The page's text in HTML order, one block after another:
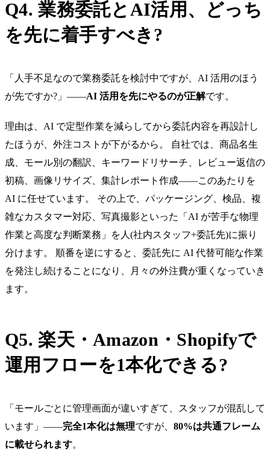
Q4. 業務委託とAI活用、どっち
を先に着手すべき?
「人手不足なので業務委託を検討中ですが、AI 活用のほう
が先ですか?」——AI 活用を先にやるのが正解です。
理由は、AI で定型作業を減らしてから委託内容を再設計し
たほうが、外注コストが下がるから。 自社では、商品名生
成、モール別の翻訳、キーワードリサーチ、レビュー返信の
初稿、画像リサイズ、集計レポート作成——このあたりを
AI に任せています。 その上で、パッケージング、検品、複
雑なカスタマー対応、写真撮影といった「AI が苦手な物理
作業と高度な判断業務」を人(社内スタッフ+委託先)に振り
分けます。 順番を逆にすると、委託先に AI 代替可能な作業
を発注し続けることになり、月々の外注費が重くなっていき
ます。
Q5. 楽天・Amazon・Shopifyで
運用フローを1本化できる?
「モールごとに管理画面が違いすぎて、スタッフが混乱して
います」——完全1本化は無理ですが、 80%は共通フレーム
に載せられます。